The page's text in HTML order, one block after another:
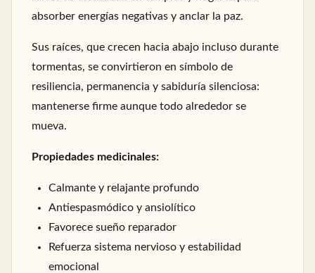
absorber energías negativas y anclar la paz.
Sus raíces, que crecen hacia abajo incluso durante
tormentas, se convirtieron en símbolo de
resiliencia, permanencia y sabiduría silenciosa:
mantenerse firme aunque todo alrededor se
mueva.
Propiedades medicinales:
Calmante y relajante profundo
Antiespasmódico y ansiolítico
Favorece sueño reparador
Refuerza sistema nervioso y estabilidad
emocional